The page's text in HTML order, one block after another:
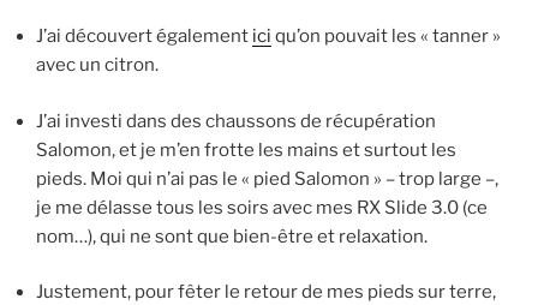
J’ai découvert également ici qu’on pouvait les « tanner »
avec un citron.
J’ai investi dans des chaussons de récupération
Salomon, et je m’en frotte les mains et surtout les
pieds. Moi qui n’ai pas le « pied Salomon » – trop large –,
je me délasse tous les soirs avec mes RX Slide 3.0 (ce
nom…), qui ne sont que bien-être et relaxation.
Justement, pour fêter le retour de mes pieds sur terre,